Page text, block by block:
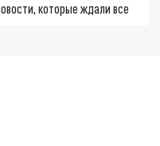
которые ждали все